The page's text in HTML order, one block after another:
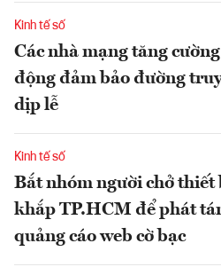
Kinh tế số
Các nhà mạng tăng
động đảm bảo đường
dịp lễ
Kinh tế số
Bắt nhóm người chở thiết
khắp TP.HCM để phát
quảng cáo web cờ bạc